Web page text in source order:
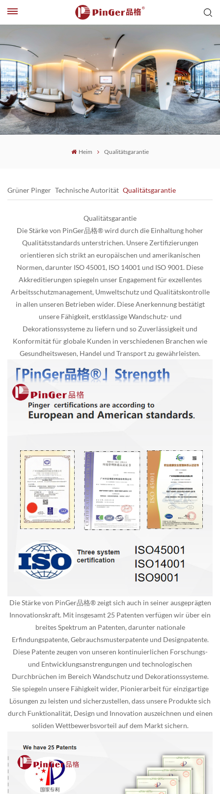
Heim Qualitätsgarantie
Grüner Pinger Technische Autorität Qualitätsgarantie
Qualitätsgarantie
Die Stärke von PinGer品格® wird durch die Einhaltung hoher
Qualitätsstandards unterstrichen. Unsere Zertifizierungen
orientieren sich strikt an europäischen und amerikanischen
Normen, darunter ISO 45001, ISO 14001 und ISO 9001. Diese
Akkreditierungen spiegeln unser Engagement für exzellentes
Arbeitsschutzmanagement, Umweltschutz und Qualitätskontrolle
in allen unseren Betrieben wider. Diese Anerkennung bestätigt
unsere Fähigkeit, erstklassige Wandschutz- und
Dekorationssysteme zu liefern und so Zuverlässigkeit und
Konformität für globale Kunden in verschiedenen Branchen wie
Gesundheitswesen, Handel und Transport zu gewährleisten.
Die Stärke von PinGer品格® zeigt sich auch in seiner ausgeprägten
Innovationskraft. Mit insgesamt 25 Patenten verfügen wir über ein
breites Spektrum an Patenten, darunter nationale
Erfindungspatente, Gebrauchsmusterpatente und Designpatente.
Diese Patente zeugen von unseren kontinuierlichen Forschungs-
und Entwicklungsanstrengungen und technologischen
Durchbrüchen im Bereich Wandschutz und Dekorationssysteme.
Sie spiegeln unsere Fähigkeit wider, Pionierarbeit für einzigartige
Lösungen zu leisten und sicherzustellen, dass unsere Produkte sich
durch Funktionalität, Design und Innovation auszeichnen und einen
soliden Wettbewerbsvorteil auf dem Markt sichern.